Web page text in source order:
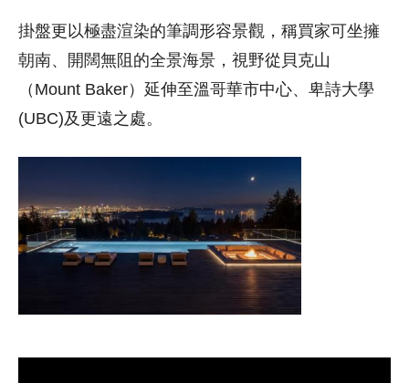
掛盤更以極盡渲染的筆調形容景觀，稱買家可坐擁
朝南、開闊無阻的全景海景，視野從貝克山
（Mount Baker）延伸至溫哥華市中心、卑詩大學
(UBC)及更遠之處。